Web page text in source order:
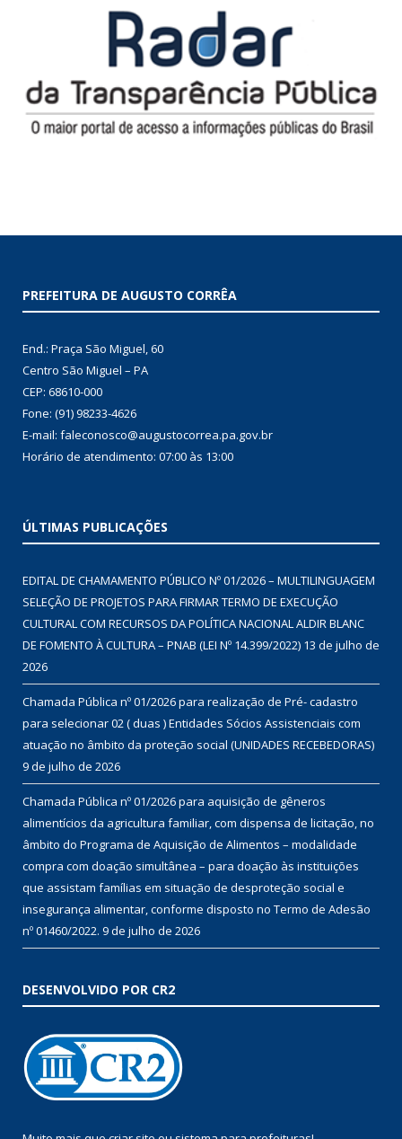
PREFEITURA DE AUGUSTO CORRÊA
End.: Praça São Miguel, 60
Centro São Miguel – PA
CEP: 68610-000
Fone: (91) 98233-4626
E-mail: faleconosco@augustocorrea.pa.gov.br
Horário de atendimento: 07:00 às 13:00
ÚLTIMAS PUBLICAÇÕES
EDITAL DE CHAMAMENTO PÚBLICO Nº 01/2026 – MULTILINGUAGEM
SELEÇÃO DE PROJETOS PARA FIRMAR TERMO DE EXECUÇÃO
CULTURAL COM RECURSOS DA POLÍTICA NACIONAL ALDIR BLANC
DE FOMENTO À CULTURA – PNAB (LEI Nº 14.399/2022) 13 de julho de
2026
Chamada Pública nº 01/2026 para realização de Pré- cadastro
para selecionar 02 ( duas ) Entidades Sócios Assistenciais com
atuação no âmbito da proteção social (UNIDADES RECEBEDORAS)
9 de julho de 2026
Chamada Pública nº 01/2026 para aquisição de gêneros
alimentícios da agricultura familiar, com dispensa de licitação, no
âmbito do Programa de Aquisição de Alimentos – modalidade
compra com doação simultânea – para doação às instituições
que assistam famílias em situação de desproteção social e
insegurança alimentar, conforme disposto no Termo de Adesão
nº 01460/2022. 9 de julho de 2026
DESENVOLVIDO POR CR2